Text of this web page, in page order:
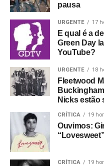
pausa
URGENTE 17
E qual é a
Green Day
YouTube?
URGENTE 18
Fleetwood
Nicks estão
CRÍTICA 19
Ouvimos:
“Lovesweet”
CRÍTICA 19